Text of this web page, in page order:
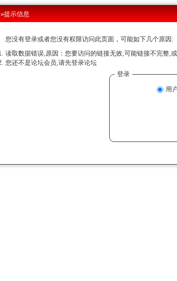
»提示信息
您没有登录或者您没有权限访问此页面，可能如下几个原因:
读取数据错误,原因：您要访问的链接无效,可能链接不完整,
您还不是论坛会员,请先登录论坛
登录
用